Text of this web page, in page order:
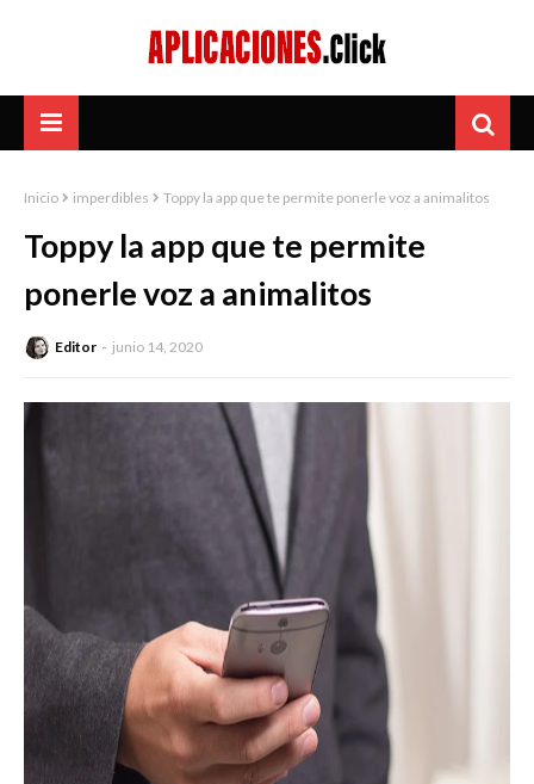
Inicio imperdibles Toppy la app que te permite ponerle voz a animalitos
Toppy la app que te permite
ponerle voz a animalitos
Editor junio 14, 2020